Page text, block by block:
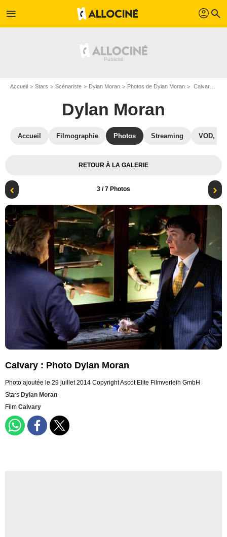
menu profil search
Accueil Stars Scénariste Dylan Moran Photos de Dylan Moran Calvary : Photo Dylan Moran
Dylan Moran
Accueil Filmographie Photos Streaming VOD,
RETOUR À LA GALERIE
3 / 7 Photos
Calvary : Photo Dylan Moran
Photo ajoutée le 29 juillet 2014 Copyright Ascot Elite Filmverleih GmbH
Stars Dylan Moran
Film Calvary